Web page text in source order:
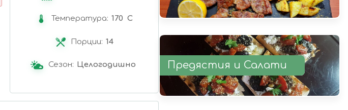
Температура: 170 C
Порции: 14
Сезон: Целогодишно Предястия и Салати